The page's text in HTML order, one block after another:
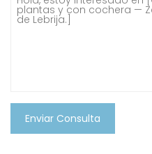
Enviar Consulta